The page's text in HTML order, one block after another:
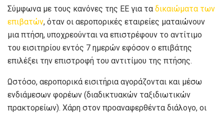
Σύμφωνα με τους κανόνες της ΕΕ για τα δικαιώματα των
επιβατών, όταν οι αεροπορικές εταιρείες ματαιώνουν
μια πτήση, υποχρεούνται να επιστρέφουν το αντίτιμο
του εισιτηρίου εντός 7 ημερών εφόσον ο επιβάτης
επιλέξει την επιστροφή του αντιτίμου της πτήσης.
Ωστόσο, αεροπορικά εισιτήρια αγοράζονται και μέσω
ενδιάμεσων φορέων (διαδικτυακών ταξιδιωτικών
πρακτορείων). Χάρη στον προαναφερθέντα διάλογο, οι